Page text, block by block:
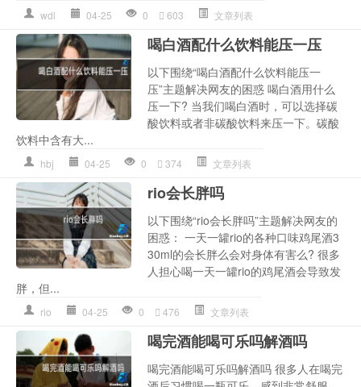
wdl 04-25 0 603 文章列表
喝白酒配什么饮料能压一压
以下围绕“喝白酒配什么饮料能压一
压”主题解决网友的困惑 喝白酒用什么
压一下? 当我们喝白酒时，可以选择碳
酸饮料或者非碳酸饮料来压一下。碳酸
饮料中含有大...
hbj 04-25 0 374 文章列表
rio会长胖吗
以下围绕“rio会长胖吗”主题解决网友的
困惑： 一天一罐rio的各种口味鸡尾酒3
30ml的会长胖么会对身体有害么? 很多
人担心喝一天一罐rio的鸡尾酒会导致发
胖，但...
rio 04-25 0 476 文章列表
喝完酒能喝可乐吗解酒吗
喝完酒能喝可乐吗解酒吗 很多人在喝完